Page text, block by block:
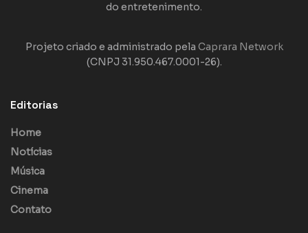
do entretenimento.
Projeto criado e administrado pela Caprara Network
(CNPJ 31.950.467.0001-26).
Editorias
Home
Notícias
Música
Cinema
Contato